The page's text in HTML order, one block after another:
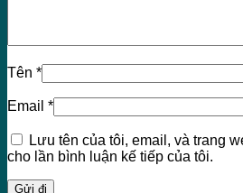
Tên *
Email *
Lưu tên của tôi, email, và trang
cho lần bình luận kế tiếp của tôi.